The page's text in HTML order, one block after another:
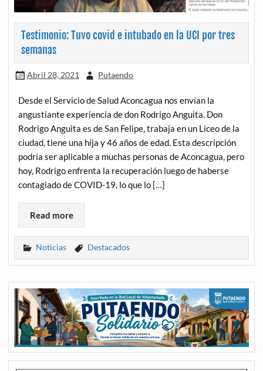
Testimonio: Tuvo covid e intubado en la UCI por tres
semanas
Abril 28, 2021 Putaendo
Desde el Servicio de Salud Aconcagua nos envían la
angustiante experiencia de don Rodrigo Anguita. Don
Rodrigo Anguita es de San Felipe, trabaja en un Liceo de la
ciudad, tiene una hija y 46 años de edad. Esta descripción
podría ser aplicable a muchas personas de Aconcagua, pero
hoy, Rodrigo enfrenta la recuperación luego de haberse
contagiado de COVID-19, lo que lo […]
Read more
Noticias Destacados